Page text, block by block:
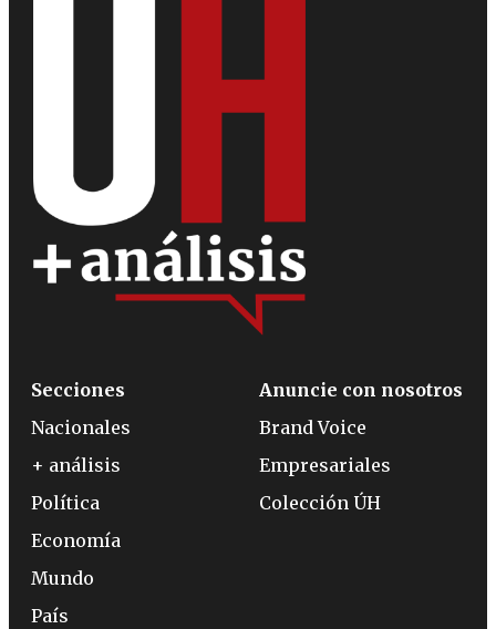
Secciones
Nacionales
+ análisis
Política
Economía
Mundo
País
Anuncie con nosotros
Brand Voice
Empresariales
Colección ÚH